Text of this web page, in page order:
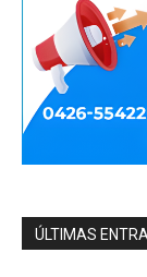
ÚLTIMAS